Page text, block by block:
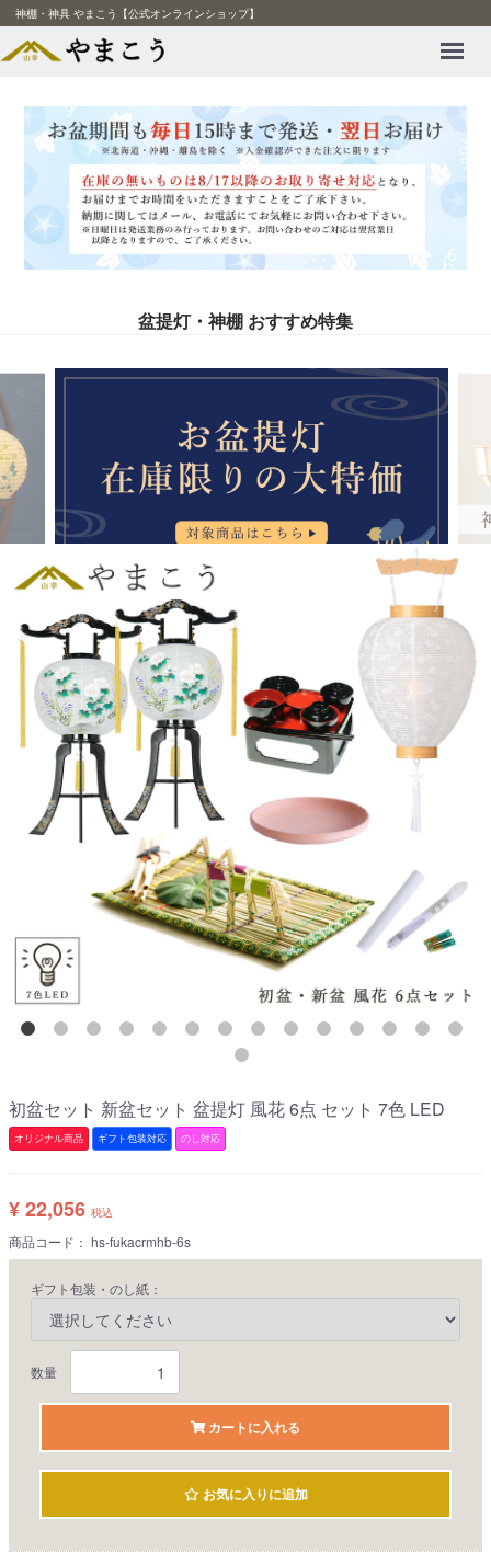
神棚・神具 やまこう【公式オンラインショップ】
盆提灯・神棚 おすすめ特集
初盆セット 新盆セット 盆提灯 風花 6点 セット 7色 LED
オリジナル商品 ギフト包装対応 のし対応
¥ 22,056 税込
商品コード： hs-fukacrmhb-6s
ギフト包装・のし紙：
数量
カートに入れる
お気に入りに追加